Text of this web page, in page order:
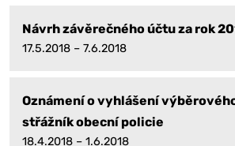
Návrh závěrečného účtu za rok
17.5.2018 – 7.6.2018
Oznámení o vyhlášení
střážník obecní policie
18.4.2018 – 1.6.2018